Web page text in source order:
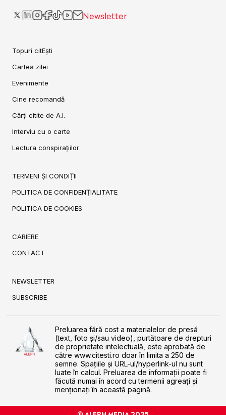
Newsletter
Topuri citEști
Cartea zilei
Evenimente
Cine recomandă
Cărți citite de A.I.
Interviu cu o carte
Lectura conspirațiilor
TERMENI ȘI CONDIȚII
POLITICA DE CONFIDENȚIALITATE
POLITICA DE COOKIES
CARIERE
CONTACT
NEWSLETTER
SUBSCRIBE
Preluarea fără cost a materialelor de presă
(text, foto și/sau video), purtătoare de drepturi
de proprietate intelectuală, este aprobată de
către www.citesti.ro doar în limita a 250 de
semne. Spaţiile şi URL-ul/hyperlink-ul nu sunt
luate în calcul. Preluarea de informaţii poate fi
făcută numai în acord cu termenii agreaţi şi
menţionaţi în această pagină.
© ALEPH MEDIA 2025